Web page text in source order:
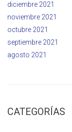
diciembre 2021
noviembre 2021
octubre 2021
septiembre 2021
agosto 2021
CATEGORÍAS